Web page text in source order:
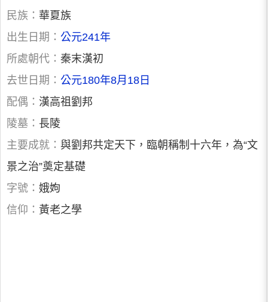
民族： 華夏族
出生日期： 公元241年
所處朝代： 秦末漢初
去世日期： 公元180年8月18日
配偶： 漢高祖劉邦
陵墓： 長陵
主要成就： 與劉邦共定天下，臨朝稱制十六年，為“文
景之治”奠定基礎
字號： 娥姁
信仰： 黃老之學